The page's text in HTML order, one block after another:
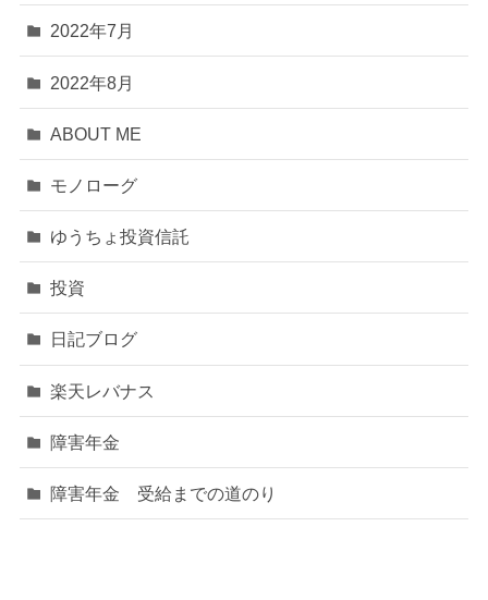
2022年7月
2022年8月
ABOUT ME
モノローグ
ゆうちょ投資信託
投資
日記ブログ
楽天レバナス
障害年金
障害年金 受給までの道のり